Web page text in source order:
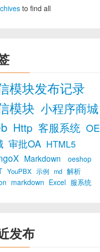
to find all
模块发布记录
模块 小程序商城
Http 客服系统 OE
审批OA HTML5
Markdown
oeshop
YouPBX 示例 md 解析
markdown Excel 服系统
发布